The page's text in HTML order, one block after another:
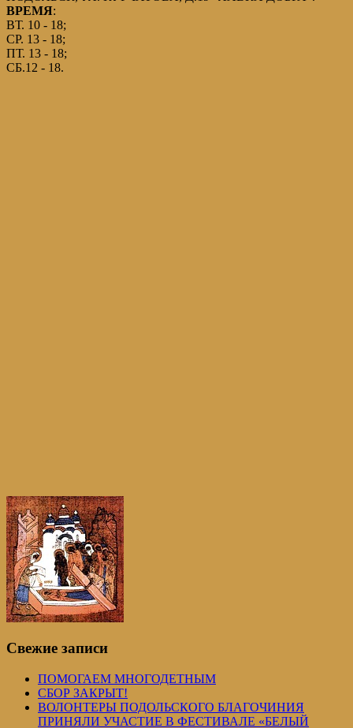
ВРЕМЯ:
ВТ. 10 - 18;
СР. 13 - 18;
ПТ. 13 - 18;
СБ.12 - 18.
Свежие записи
ПОМОГАЕМ МНОГОДЕТНЫМ
СБОР ЗАКРЫТ!
ВОЛОНТЕРЫ ПОДОЛЬСКОГО БЛАГОЧИНИЯ
ПРИНЯЛИ УЧАСТИЕ В ФЕСТИВАЛЕ «БЕЛЫЙ